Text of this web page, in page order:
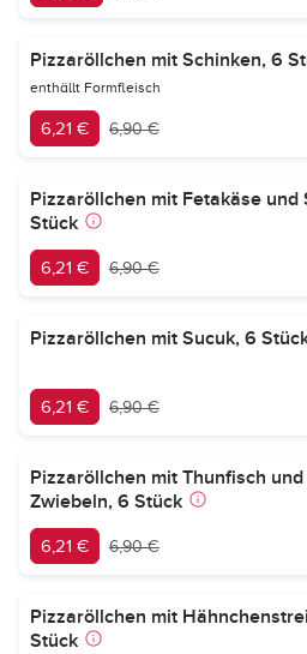
Pizzaröllchen mit Schinken, 6
enthällt Formfleisch
6,21 € 6,90 €
Pizzaröllchen mit Fetakäse und
Stück
6,21 € 6,90 €
Pizzaröllchen mit Sucuk, 6
6,21 € 6,90 €
Pizzaröllchen mit Thunfisch und
Zwiebeln, 6 Stück
6,21 € 6,90 €
Pizzaröllchen mit
Stück